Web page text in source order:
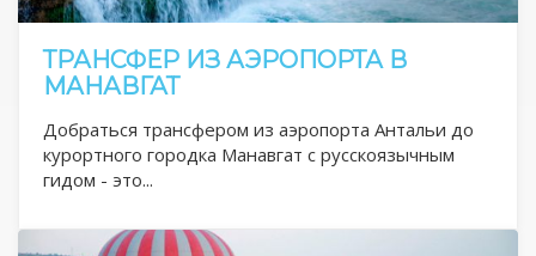
ТРАНСФЕР ИЗ АЭРОПОРТА В
МАНАВГАТ
Добраться трансфером из аэропорта Антальи до
курортного городка Манавгат с русскоязычным
гидом - это...